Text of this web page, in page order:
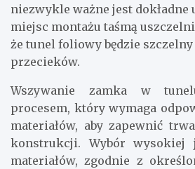
niezwykle ważne jest dokładne
miejsc montażu taśmą
że tunel foliowy będzie
przecieków.
Wszywanie zamka w
procesem, który wymaga
materiałów, aby zapewnić
konstrukcji. Wybór wysokiej
materiałów, zgodnie z